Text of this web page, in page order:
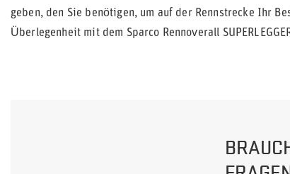
geben, den Sie benötigen, um auf der Rennstrecke Ihr
Überlegenheit mit dem Sparco Rennoverall